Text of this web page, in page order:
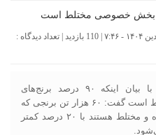
مدیرعامل موسسه جهاد استقلال با بیان اینکه ۹۰ درصد برنج‌های
وارداتی توسط بخش خصوصی مختلط است گفت: ۶۰ هزار تن برنجی که
توسط این موسسه از هند وارد شده و مختلط هستند با ۲۰ درصد کمتر